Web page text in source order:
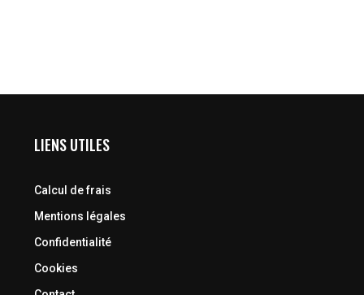
LIENS UTILES
Calcul de frais
Mentions légales
Confidentialité
Cookies